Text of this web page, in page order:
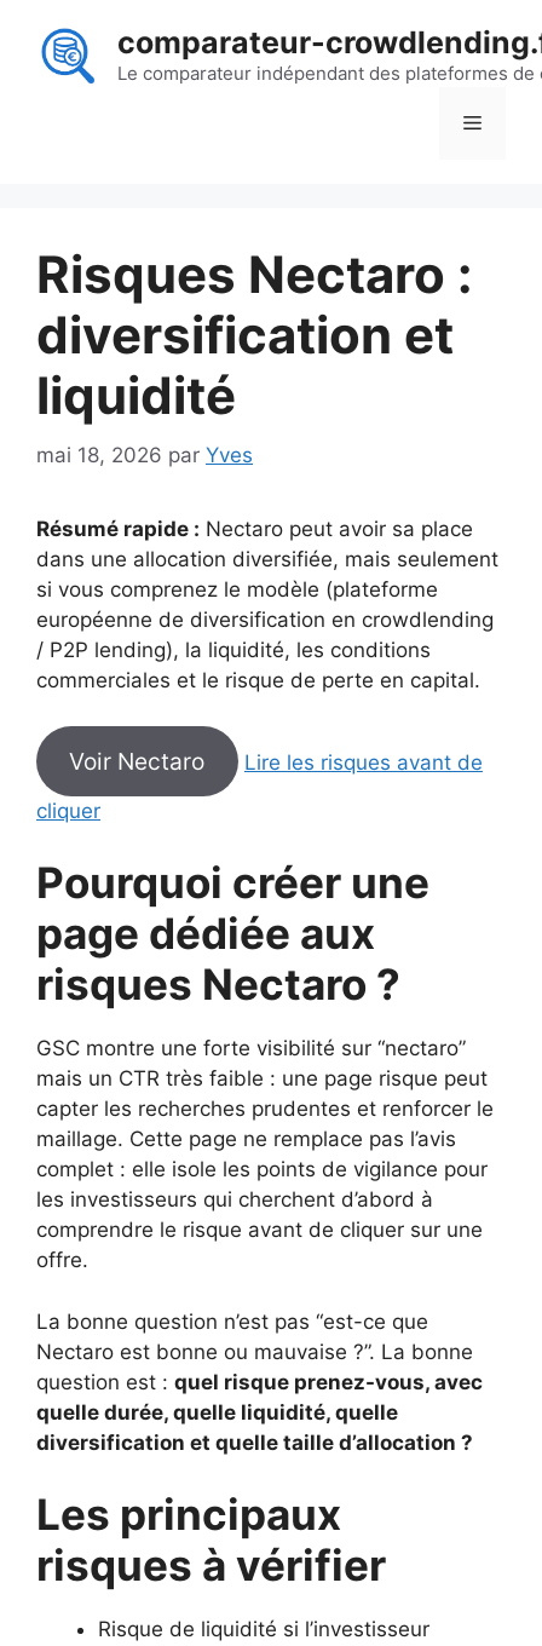
contenu
comparateur-
Le comparateur indépendant des plateformes
Menu
Risques Nectaro :
diversification et
liquidité
mai 18, 2026 par Yves
Résumé rapide : Nectaro peut avoir sa place
dans une allocation diversifiée, mais seulement
si vous comprenez le modèle (plateforme
européenne de diversification en crowdlending
/ P2P lending), la liquidité, les conditions
commerciales et le risque de perte en capital.
Voir Nectaro
Lire les risques avant de
cliquer
Pourquoi créer une
page dédiée aux
risques Nectaro ?
GSC montre une forte visibilité sur “nectaro”
mais un CTR très faible : une page risque peut
capter les recherches prudentes et renforcer le
maillage. Cette page ne remplace pas l’avis
complet : elle isole les points de vigilance pour
les investisseurs qui cherchent d’abord à
comprendre le risque avant de cliquer sur une
offre.
La bonne question n’est pas “est-ce que
Nectaro est bonne ou mauvaise ?”. La bonne
question est : quel risque prenez-vous, avec
quelle durée, quelle liquidité, quelle
diversification et quelle taille d’allocation ?
Les principaux
risques à vérifier
Risque de liquidité si l’investisseur